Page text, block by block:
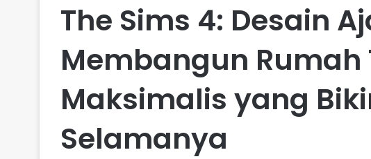
The Sims 4: Desain
Membangun Rumah
Maksimalis yang
Selamanya